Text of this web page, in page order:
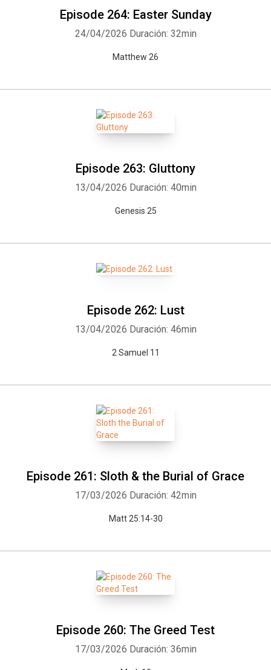
Episode 264: Easter Sunday
24/04/2026 Duración: 32min
Matthew 26
Episode 263: Gluttony
13/04/2026 Duración: 40min
Genesis 25
Episode 262: Lust
13/04/2026 Duración: 46min
2 Samuel 11
Episode 261: Sloth & the Burial of Grace
17/03/2026 Duración: 42min
Matt 25:14-30
Episode 260: The Greed Test
17/03/2026 Duración: 36min